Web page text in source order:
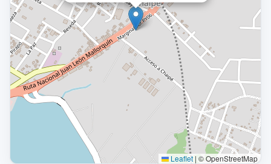
Leaflet | © OpenStreetMap